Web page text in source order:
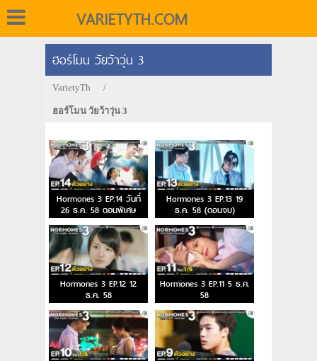
VARIETYTH.COM
ฮอร์โมน วัยว้าวุ่น 3
VarietyTh /
ฮอร์โมน วัยว้าวุ่น 3
Hormones 3 EP.14 วันที่
26 ธ.ค. 58 ตอนพิเศษ
Hormones 3 EP.13 19
ธ.ค. 58 (ตอนจบ)
Hormones 3 EP.12 12
ธ.ค. 58
Hormones 3 EP.11 5 ธ.ค.
58